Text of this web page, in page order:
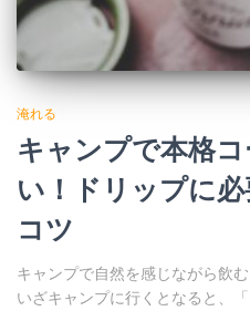
淹れる
キャンプで本格
い！ドリップに
コツ
キャンプで自然を感じながら飲
いざキャンプに行くとなると、